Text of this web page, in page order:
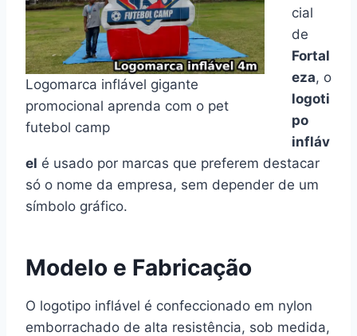
Logomarca inflável gigante
promocional aprenda com o pet
futebol camp
cial
de
Fortal
eza, o
logoti
po
infláv
el é usado por marcas que preferem destacar
só o nome da empresa, sem depender de um
símbolo gráfico.
Modelo e Fabricação
O logotipo inflável é confeccionado em nylon
emborrachado de alta resistência, sob medida,